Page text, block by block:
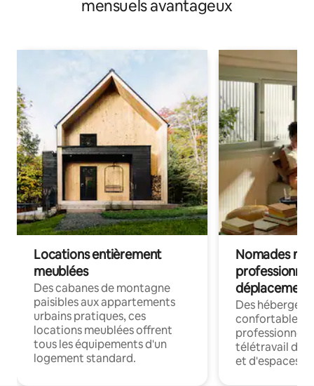
mensuels avantageux
Locations entièrement
meublées
Des cabanes de montagne
paisibles aux appartements
urbains pratiques, ces
locations meublées offrent
tous les équipements d'un
logement standard.
Nomades
déplacement
Des
confortables
professionnels
télétravail
et d'espaces